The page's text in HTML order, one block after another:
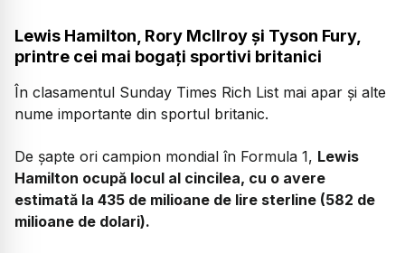
Lewis Hamilton, Rory McIlroy și Tyson Fury,
printre cei mai bogați sportivi britanici
În clasamentul Sunday Times Rich List mai apar și alte
nume importante din sportul britanic.
De șapte ori campion mondial în Formula 1, Lewis
Hamilton ocupă locul al cincilea, cu o avere
estimată la 435 de milioane de lire sterline (582 de
milioane de dolari).